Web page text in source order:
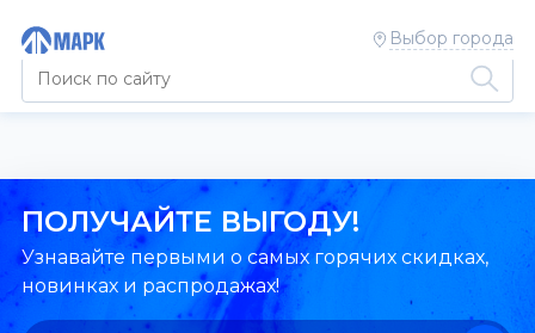
Выбор города
ПОЛУЧАЙТЕ ВЫГОДУ!
Узнавайте первыми о самых горячих скидках,
новинках и распродажах!